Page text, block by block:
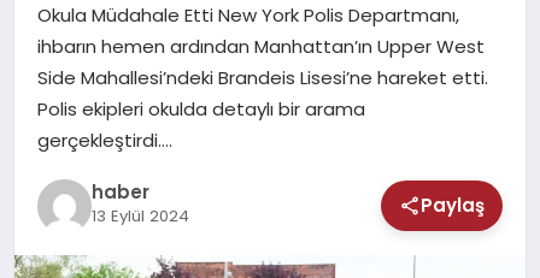
SAĞLIK
TEKNOLOJI
Okula Müdahale Etti New York Polis Departmanı,
ihbarın hemen ardından Manhattan’ın Upper West
Side Mahallesi’ndeki Brandeis Lisesi’ne hareket etti.
Polis ekipleri okulda detaylı bir arama
gerçekleştirdi….
haber
13 Eylül 2024 Paylaş